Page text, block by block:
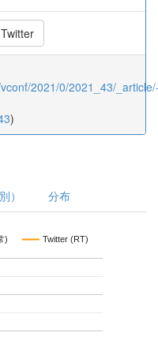
Twitter
2021/0/2021_43/
)
） 分布
) Twitter (RT)